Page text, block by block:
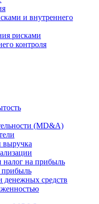
и внутреннего
рисками
контроля
(MD&A)
налог на прибыль
прибыль
денежных средств